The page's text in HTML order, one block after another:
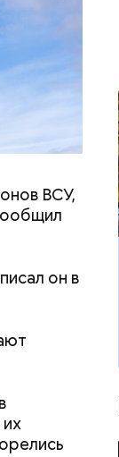
ВСУ,
он в
в
силы
худруком